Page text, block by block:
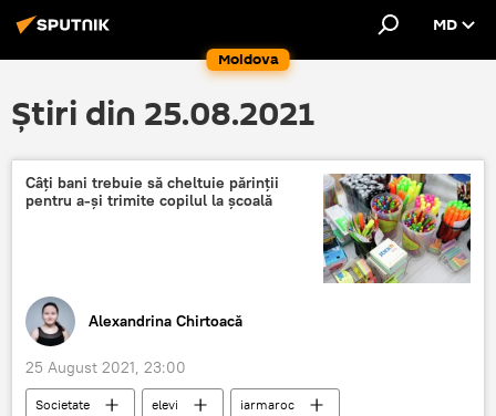
Moldova
MD
Știri din 25.08.2021
Câți bani trebuie să cheltuie părinții
pentru a-și trimite copilul la școală
Alexandrina Chirtoacă
25 August 2021, 23:00
Societate elevi
iarmaroc